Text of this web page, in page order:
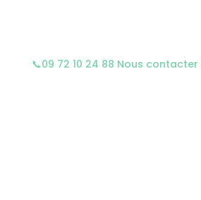
📞09 72 10 24 88 Nous contacter